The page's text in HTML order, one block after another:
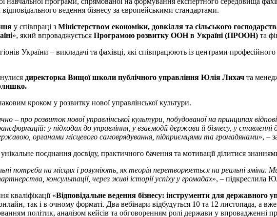
ведення бізнесу за європейськими стандартами.
у співпраці з Міністерством економіки, довкілля та сільського
», який впроваджується Програмою розвитку ООН в Україні (ПРООН) та
України – викладачі та фахівці, які співпрацюють із центрами
директорка Вищої школи публічного управління Юлія Лихач та
кроком у розвитку нової управлінської культури.
– про розвиток нової управлінської культури, побудованої на принципах
у підходах до управління, у взаємодії держави й бізнесу, у ставленні
органами місцевого самоврядування, підприємцями та громадянами», –
поєднання досвіду, практичного бачення та мотивації ділитися
потреби на місцях і розуміють, як теорія перетворюється на реальні зміни.
консультації, через живі історії успіху у громадах», – підкреслила
кваліфікації «Відповідальне ведення бізнесу: інструменти для державного
так і в очному форматі. Два вебінари відбудуться 10 та 12 листопада, а
політик, аналізом кейсів та обговоренням ролі держави у впровадженні